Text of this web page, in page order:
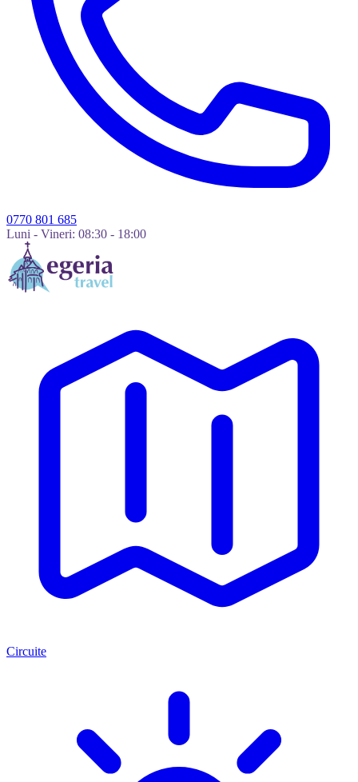
0770 801 685
Luni - Vineri: 08:30 - 18:00
Circuite